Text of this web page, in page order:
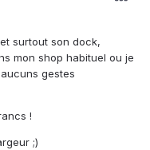
surtout son dock,
mon shop habituel ou je
gestes
!
;)